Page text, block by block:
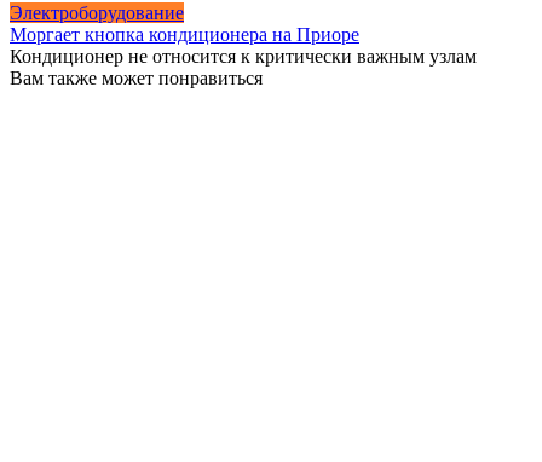
Электроборудование
Моргает кнопка кондиционера на Приоре
Кондиционер не относится к критически важным узлам
Вам также может понравиться